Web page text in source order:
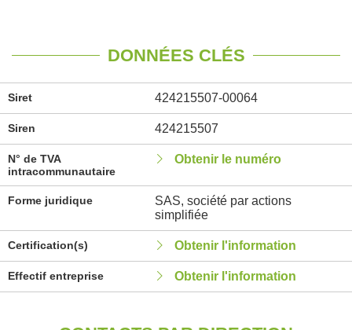
DONNÉES CLÉS
Siret 424215507-00064
Siren 424215507
N° de TVA
intracommunautaire
Obtenir le numéro
Forme juridique
SAS, société par actions
simplifiée
Certification(s) Obtenir l'information
Effectif entreprise Obtenir l'information